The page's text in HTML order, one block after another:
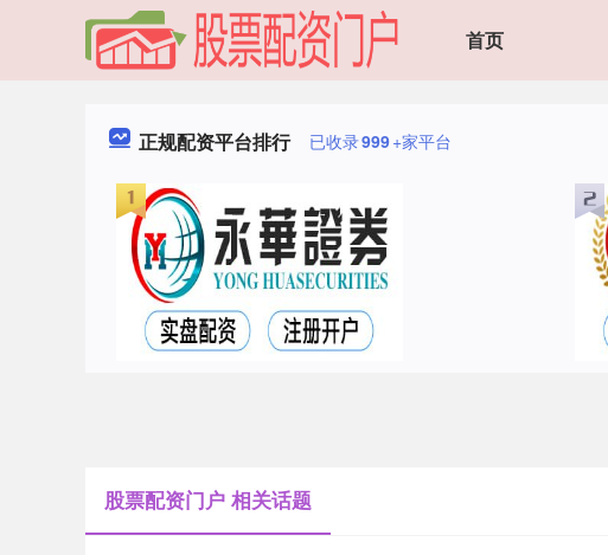
首页
正规配资平台排行 已收录999+家平台
股票配资门户 相关话题